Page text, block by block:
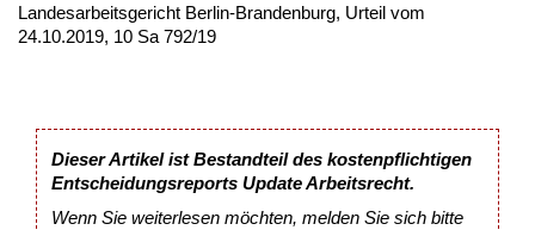
Landesarbeitsgericht Berlin-Brandenburg, Urteil vom
24.10.2019, 10 Sa 792/19
Dieser Artikel ist Bestandteil des kostenpflichtigen
Entscheidungsreports Update Arbeitsrecht.
Wenn Sie weiterlesen möchten, melden Sie sich bitte